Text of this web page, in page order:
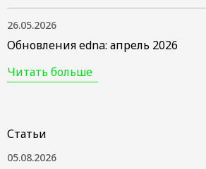
26.05.2026
Обновления edna: апрель 2026
Читать больше
Статьи
05.08.2026